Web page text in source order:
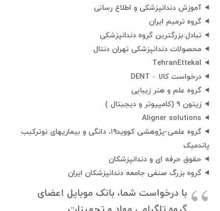
آموزش دندانپزشکی و اطلاع رسانی
گروه ترمیم ایران
تبادل:بزرگترین گروه دندانپزشکی
محصولات دندانپزشکی تهران دنتال
TehranEttekal
درخواست کالا – DENT
گروه علم و هنر زیبایی
زیتون 9 (کامپیوتر و دیجیتال )
Aligner solutions
گروه علمی-پژوهشی کووید۱۹، دانگی و بیماریهای نوترکیب
پاندمیک
حقوق حرفه ای و دندانپزشکان
گروه بزرگ صنفى جامعه دندانپزشكان ايران
با درخواست شما، بانک موبایل اعضای